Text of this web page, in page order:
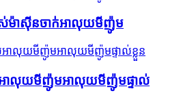
ស់ម៉ាស៊ីនចាក់អាលុយមីញ៉ូម
លុយមីញ៉ូមអាលុយមីញ៉ូមផ្ទាល់